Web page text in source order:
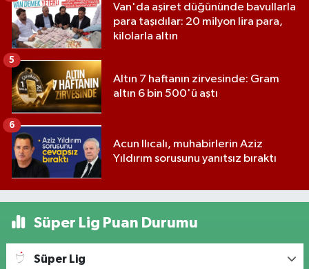
Van'da aşiret düğününde bavullarla
para taşıdılar: 20 milyon lira para,
kilolarla altın
Altın 7 haftanın zirvesinde: Gram
altın 6 bin 500'ü aştı
5
Acun Ilıcalı, muhabirlerin Aziz
Yıldırım sorusunu yanıtsız bıraktı
6
Süper Lig Puan Durumu
Süper Lig